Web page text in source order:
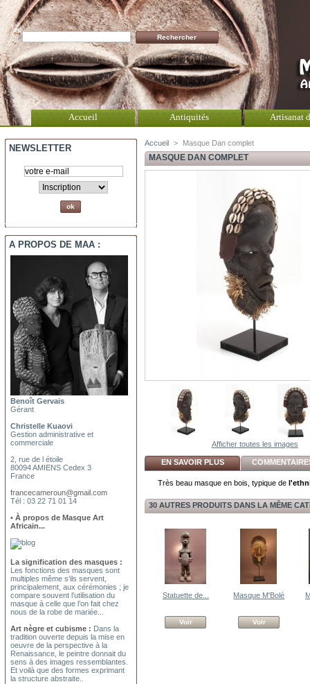
Accueil Antiquités Artisanat
NEWSLETTER
A PROPOS DE MAA :
Benoît Gervais
Gérant
Christelle Kuaovi
Gestion administrative et
commerciale
2, rue de l étoile
80094 AMIENS Cedex 3
France
francecameroun@gmail.com
Tél : 03 22 71 01 14
• À propos de Masque Art
Africain...
La signification des masques :
Les fonctions des masques sont
multiples même s’ils servent,
principalement, aux cérémonies ; je
compare souvent l’utilisation du
masque à celle que l’on fait chez
nous de la robe de mariée...
Art nègre et cubisme : Dans la
tradition ouverte depuis la mise en
oeuvre de la perspective à la
Renaissance, le peintre donnait du
sens à des images ressemblantes.
Et voilà que des formes exprimant
la structure abstraite..
Accueil > Masque Dan complet
MASQUE DAN COMPLET
Afficher toutes les images
EN SAVOIR PLUS
Très beau masque en bois, typique de
30 AUTRES PRODUITS DANS LA MÊME
Statuette de...
Voir
Masque M'Bolé
Voir